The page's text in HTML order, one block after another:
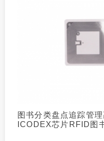
图书分类盘点追踪管
ICODEX芯片RFID图